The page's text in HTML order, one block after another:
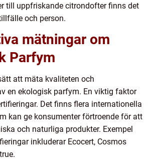
till uppfriskande citrondofter finns det
och person.
mätningar om
Parfym
att mäta kvaliteten och
en ekologisk parfym. En viktig faktor
Det finns flera internationella
kan ge konsumenter förtroende för att
och naturliga produkter. Exempel
inkluderar Ecocert, Cosmos